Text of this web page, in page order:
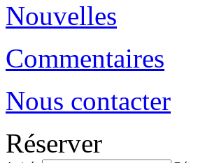
Nouvelles
Commentaires
Nous contacter
Réserver